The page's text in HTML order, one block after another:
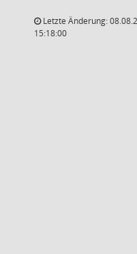
Letzte Änderung:
15:18:00